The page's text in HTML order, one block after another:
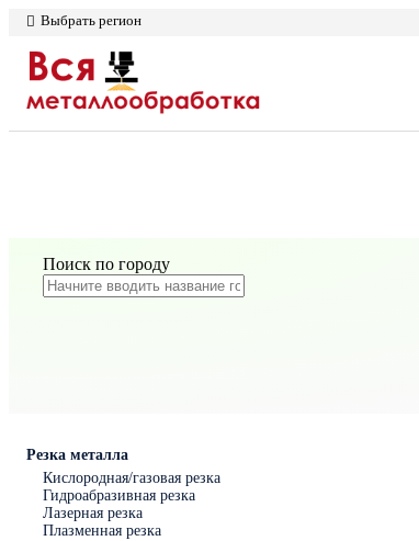
Выбрать регион
Поиск по городу
Резка металла
Кислородная/газовая резка
Гидроабразивная резка
Лазерная резка
Плазменная резка